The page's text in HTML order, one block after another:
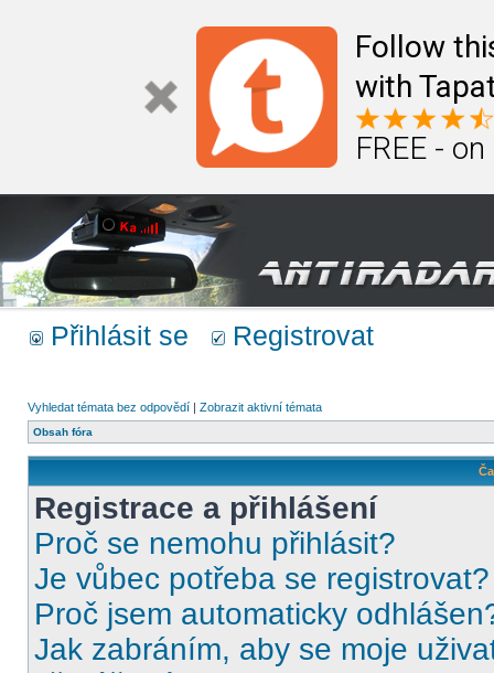
Follow
with
FREE -
Přihlásit se Registrovat
Vyhledat témata bez odpovědí | Zobrazit aktivní témata
Obsah fóra
Registrace a přihlášení
Proč se nemohu přihlásit?
Je vůbec potřeba se registrovat?
Proč jsem automaticky
Jak zabráním, aby se moje